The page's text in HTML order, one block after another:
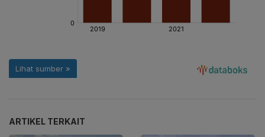
ARTIKEL TERKAIT